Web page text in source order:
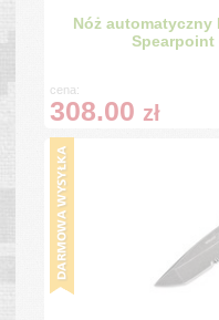
Nóż automatyczny
Spearpoint
cena:
308.00 zł